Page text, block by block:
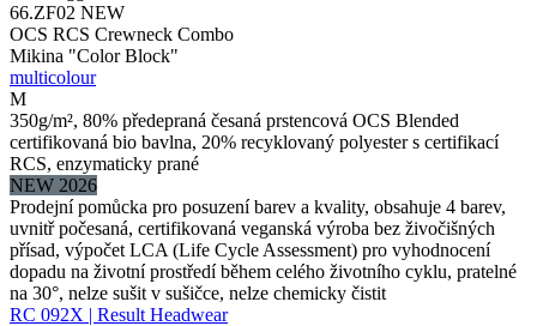
66.ZF02 NEW
OCS RCS Crewneck Combo
Mikina "Color Block"
multicolour
M
350g/m², 80% předepraná česaná prstencová OCS Blended
certifikovaná bio bavlna, 20% recyklovaný polyester s certifikací
RCS, enzymaticky prané
NEW 2026
Prodejní pomůcka pro posuzení barev a kvality, obsahuje 4 barev,
uvnitř počesaná, certifikovaná veganská výroba bez živočišných
přísad, výpočet LCA (Life Cycle Assessment) pro vyhodnocení
dopadu na životní prostředí během celého životního cyklu, pratelné
na 30°, nelze sušit v sušičce, nelze chemicky čistit
RC 092X | Result Headwear